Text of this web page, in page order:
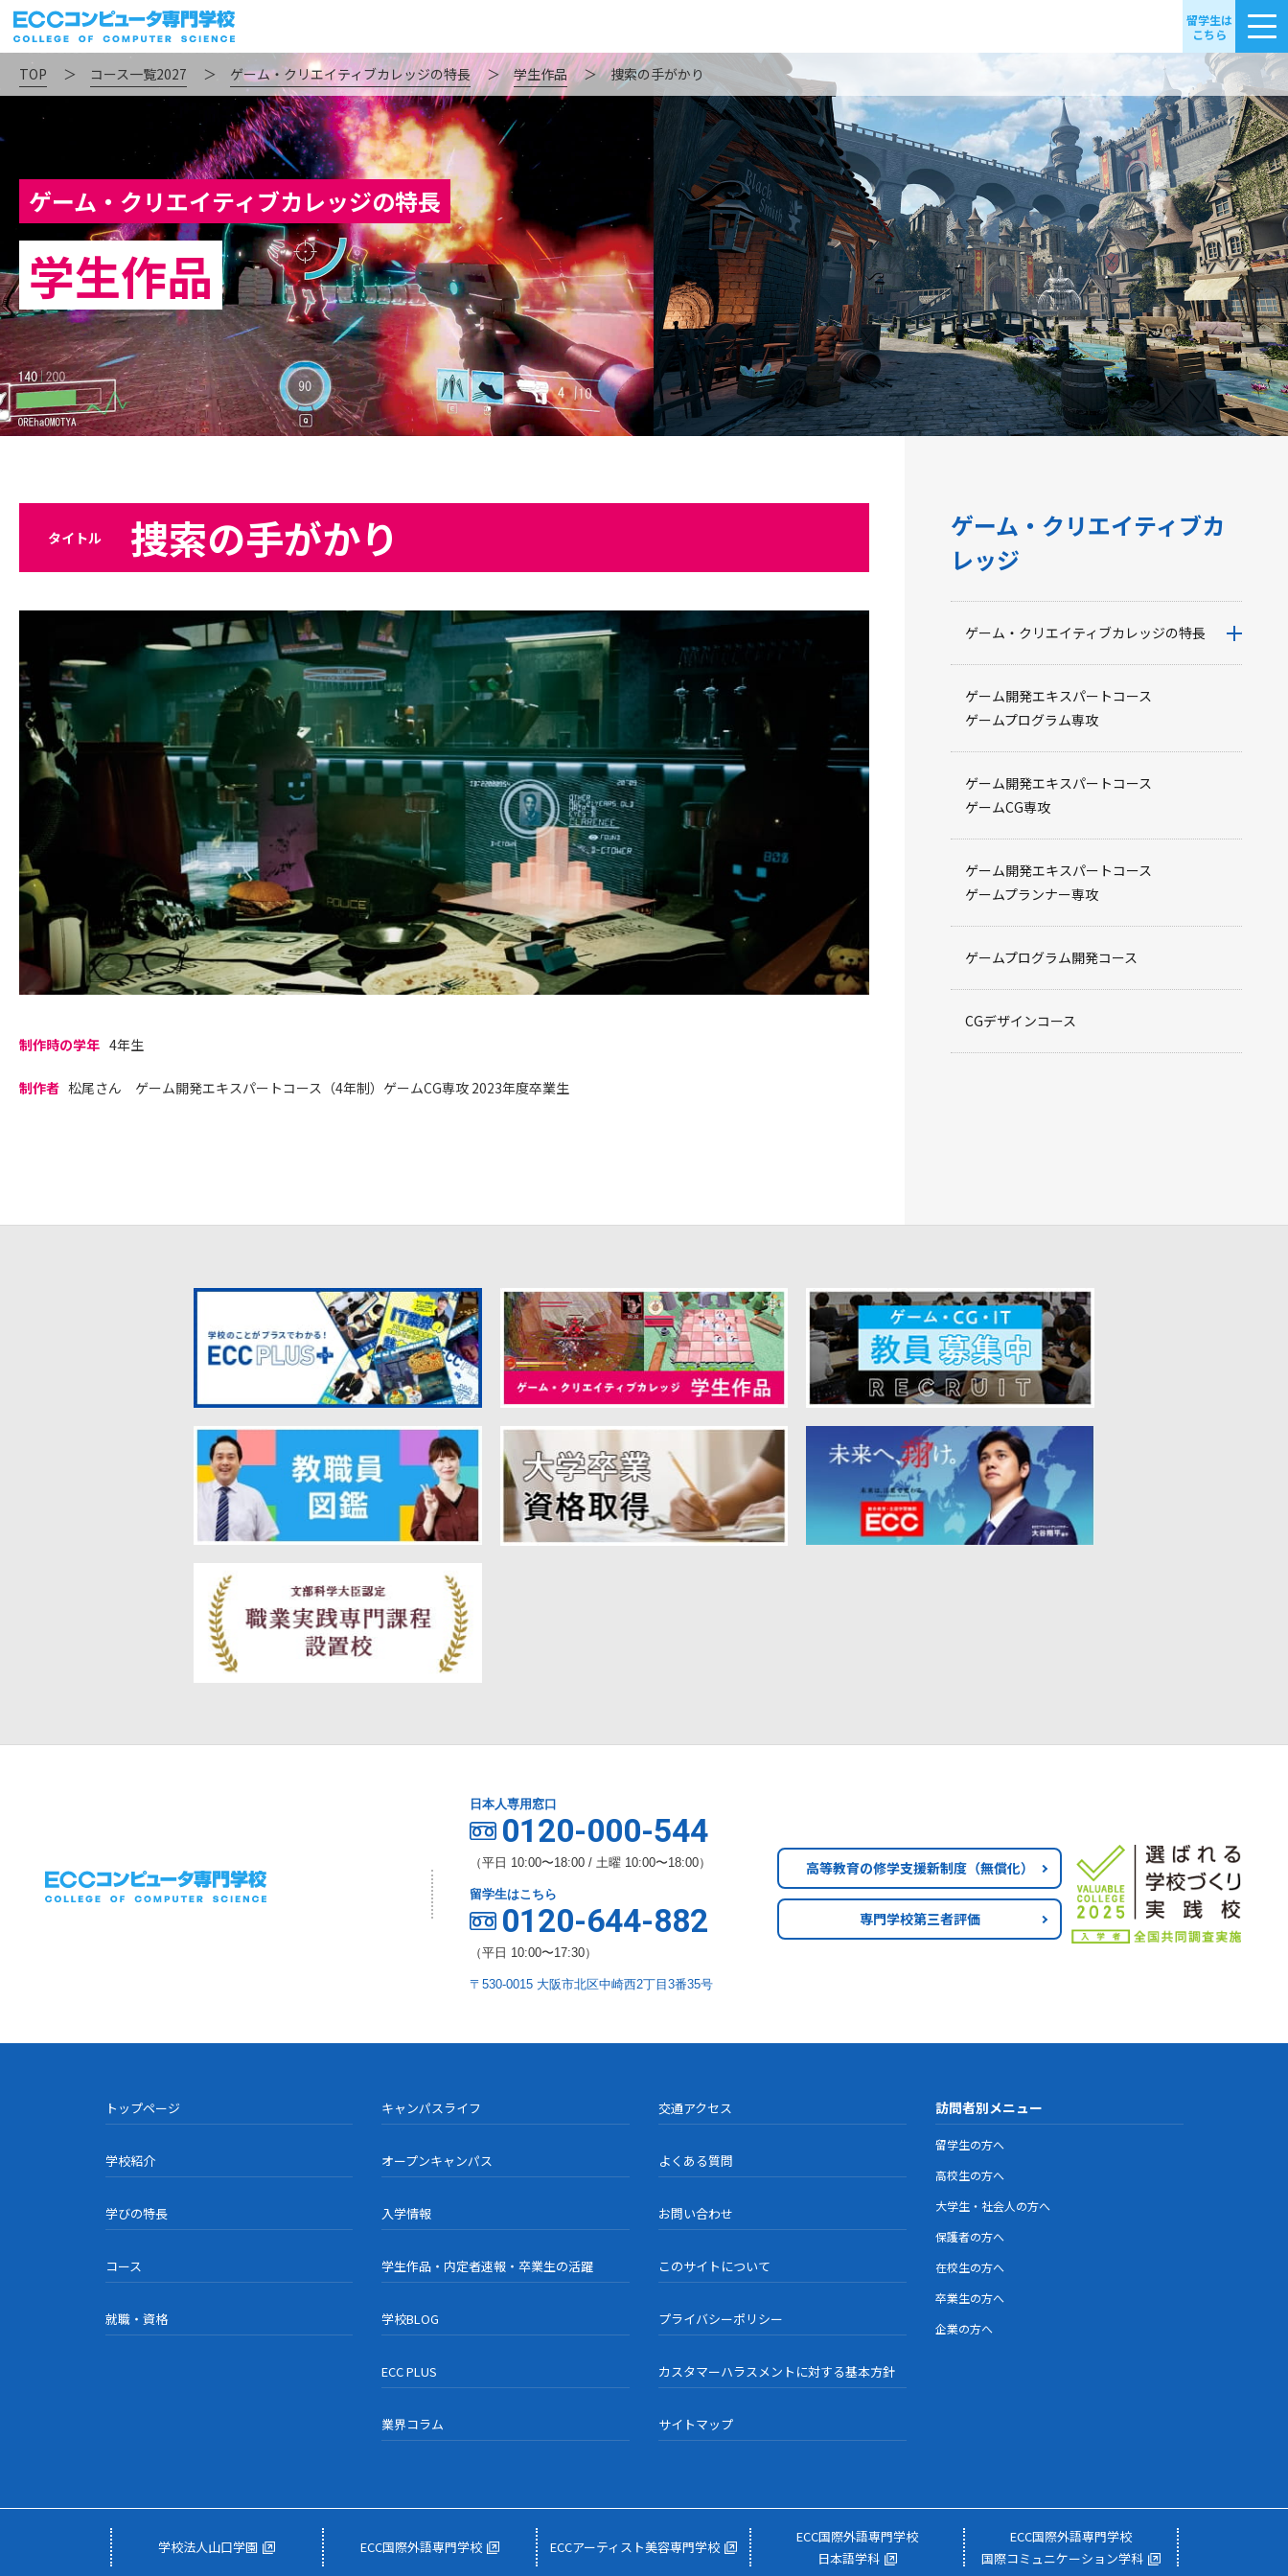
留学生は
こちら
TOP ＞ コース一覧2027 ＞ ゲーム・クリエイティブカレッジの特長 ＞学生作品＞捜索の手がかり
ゲーム・クリエイティブカレッジの特長
学生作品
タイトル 捜索の手がかり
制作時の学年 4年生
制作者 松尾さん ゲーム開発エキスパートコース（4年制）ゲームCG専攻 2023年度卒業生
ゲーム・クリエイティブカ
レッジ
ゲーム・クリエイティブカレッジの特長
ゲーム開発エキスパートコース
ゲームプログラム専攻
ゲーム開発エキスパートコース
ゲームCG専攻
ゲーム開発エキスパートコース
ゲームプランナー専攻
ゲームプログラム開発コース
CGデザインコース
日本人専用窓口
0120-000-544
（平日 10:00〜18:00 / 土曜 10:00〜18:00）
留学生はこちら
0120-644-882
（平日 10:00〜17:30）
〒530-0015 大阪市北区中崎西2丁目3番35号
高等教育の修学支援新制度（無償化）
専門学校第三者評価
トップページ
学校紹介
学びの特長
コース
就職・資格
キャンパスライフ
オープンキャンパス
入学情報
学生作品・内定者速報・卒業生の活躍
学校BLOG
ECC PLUS
業界コラム
交通アクセス
よくある質問
お問い合わせ
このサイトについて
プライバシーポリシー
カスタマーハラスメントに対する基本方針
サイトマップ
訪問者別メニュー
留学生の方へ
高校生の方へ
大学生・社会人の方へ
保護者の方へ
在校生の方へ
卒業生の方へ
企業の方へ
学校法人山口学園 ECC国際外語専門学校 ECCアーティスト美容専門学校
ECC国際外語専門学校
日本語学科
ECC国際外語専門学校
国際コミュニケーション学科